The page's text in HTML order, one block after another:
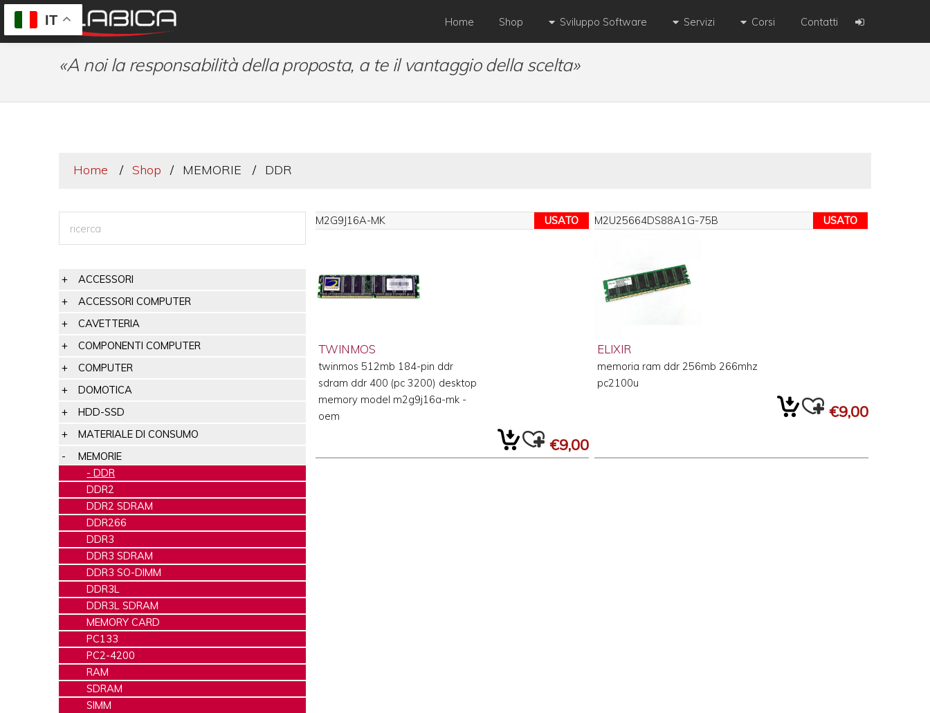
Home Shop Sviluppo Software Servizi Corsi Contatti
IT
«A noi la responsabilità della proposta, a te il vantaggio della scelta»
Home Shop MEMORIE DDR
ACCESSORI
ACCESSORI COMPUTER
CAVETTERIA
COMPONENTI COMPUTER
COMPUTER
DOMOTICA
HDD-SSD
MATERIALE DI CONSUMO
MEMORIE
DDR
DDR2
DDR2 SDRAM
DDR266
DDR3
DDR3 SDRAM
DDR3 SO-DIMM
DDR3L
DDR3L SDRAM
MEMORY CARD
PC133
PC2-4200
RAM
SDRAM
SIMM
M2G9J16A-MK USATO
TWINMOS
twinmos 512mb 184-pin ddr
sdram ddr 400 (pc 3200) desktop
memory model m2g9j16a-mk -
oem
€9,00
M2U25664DS88A1G-75B USATO
ELIXIR
memoria ram ddr 256mb 266mhz
pc2100u
€9,00